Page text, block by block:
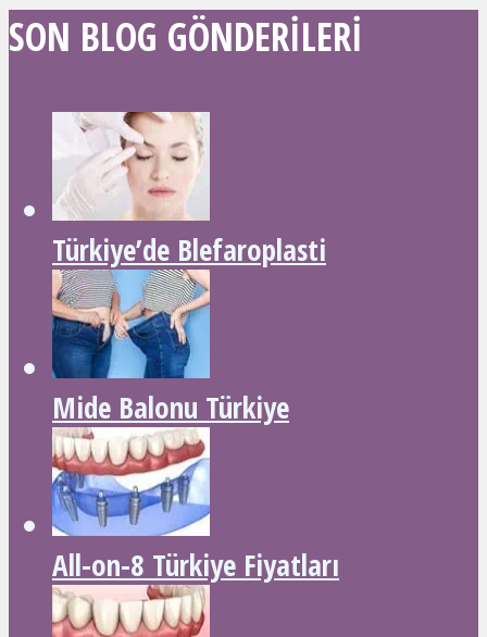
SON BLOG GÖNDERILERI
Türkiye’de Blefaroplasti
Mide Balonu Türkiye
All-on-8 Türkiye Fiyatları